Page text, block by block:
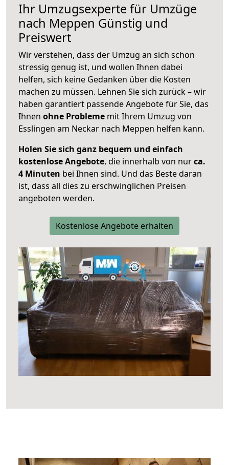
Ihr Umzugsexperte für Umzüge
nach Meppen Günstig und
Preiswert
Wir verstehen, dass der Umzug an sich schon
stressig genug ist, und wollen Ihnen dabei
helfen, sich keine Gedanken über die Kosten
machen zu müssen. Lehnen Sie sich zurück – wir
haben garantiert passende Angebote für Sie, das
Ihnen ohne Probleme mit Ihrem Umzug von
Esslingen am Neckar nach Meppen helfen kann.
Holen Sie sich ganz bequem und einfach
kostenlose Angebote, die innerhalb von nurca.
4 Minuten bei Ihnen sind. Und das Beste daran
ist, dass all dies zu erschwinglichen Preisen
angeboten werden.
Kostenlose Angebote erhalten